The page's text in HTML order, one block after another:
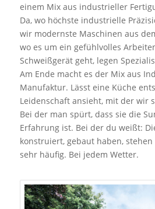
einem Mix aus industrieller
Da, wo höchste industrielle
wir modernste Maschinen aus
wo es um ein gefühlvolles
Schweißgerät geht, legen
Am Ende macht es der Mix aus
Manufaktur. Lässt eine Küche
Leidenschaft ansieht, mit der wir
Bei der man spürt, dass sie die
Erfahrung ist. Bei der du weißt:
konstruiert, gebaut haben,
sehr häufig. Bei jedem Wetter.